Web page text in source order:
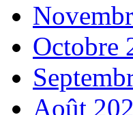
Octobre
Août